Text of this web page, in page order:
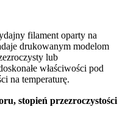
filament oparty na
drukowanym modelom
lub
właściwości pod
na temperaturę.
stopień przezroczystości